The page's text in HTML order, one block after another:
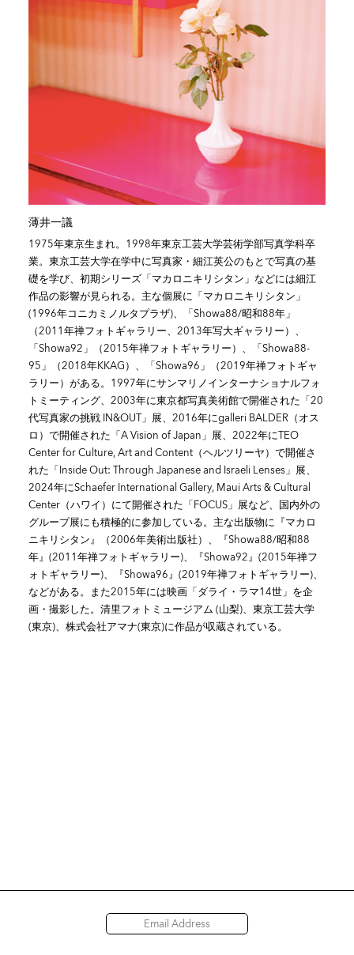
薄井一議
1975年東京生まれ。1998年東京工芸大学芸術学部写真学科卒
業。東京工芸大学在学中に写真家・細江英公のもとで写真の基
礎を学び、初期シリーズ「マカロニキリシタン」などには細江
作品の影響が見られる。主な個展に「マカロニキリシタン」
(1996年コニカミノルタプラザ)、「Showa88/昭和88年」
（2011年禅フォトギャラリー、2013年写大ギャラリー）、
「Showa92」（2015年禅フォトギャラリー）、「Showa88-
95」（2018年KKAG）、「Showa96」（2019年禅フォトギャ
ラリー）がある。1997年にサンマリノインターナショナルフォ
トミーティング、2003年に東京都写真美術館で開催された「20
代写真家の挑戦 IN&OUT」展、2016年にgalleri BALDER（オス
ロ）で開催された「A Vision of Japan」展、2022年にTEO
Center for Culture, Art and Content（ヘルツリーヤ）で開催さ
れた「Inside Out: Through Japanese and Israeli Lenses」展、
2024年にSchaefer International Gallery, Maui Arts & Cultural
Center（ハワイ）にて開催された「FOCUS」展など、国内外の
グループ展にも積極的に参加している。主な出版物に『マカロ
ニキリシタン』（2006年美術出版社）、『Showa88/昭和88
年』(2011年禅フォトギャラリー)、『Showa92』(2015年禅フ
ォトギャラリー)、『Showa96』(2019年禅フォトギャラリー)、
などがある。また2015年には映画「ダライ・ラマ14世」を企
画・撮影した。清里フォトミュージアム (山梨)、東京工芸大学
(東京)、株式会社アマナ(東京)に作品が収蔵されている。